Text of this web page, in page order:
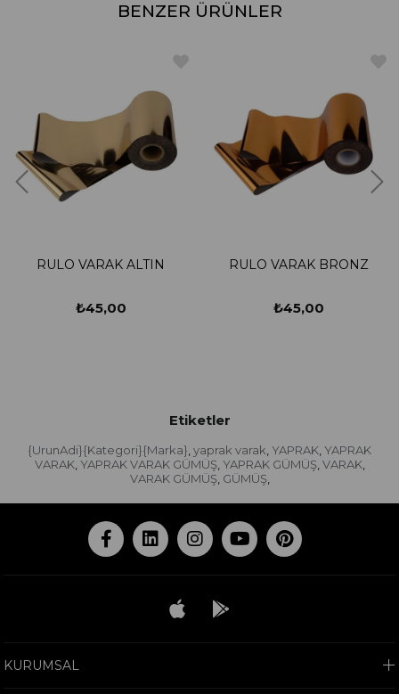
BENZER ÜRÜNLER
RULO VARAK ALTIN
₺45,00
RULO VARAK BRONZ
₺45,00
Etiketler
{UrunAdi}{Kategori}{Marka}, yaprak varak, YAPRAK, YAPRAK
VARAK, YAPRAK VARAK GÜMÜŞ, YAPRAK GÜMÜŞ, VARAK,
VARAK GÜMÜŞ, GÜMÜŞ,
KURUMSAL